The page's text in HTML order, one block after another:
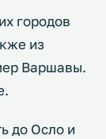
городов
из
Варшавы.
до Осло и